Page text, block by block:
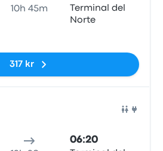
10h 45m
Terminal del
Norte
317 kr
06:20